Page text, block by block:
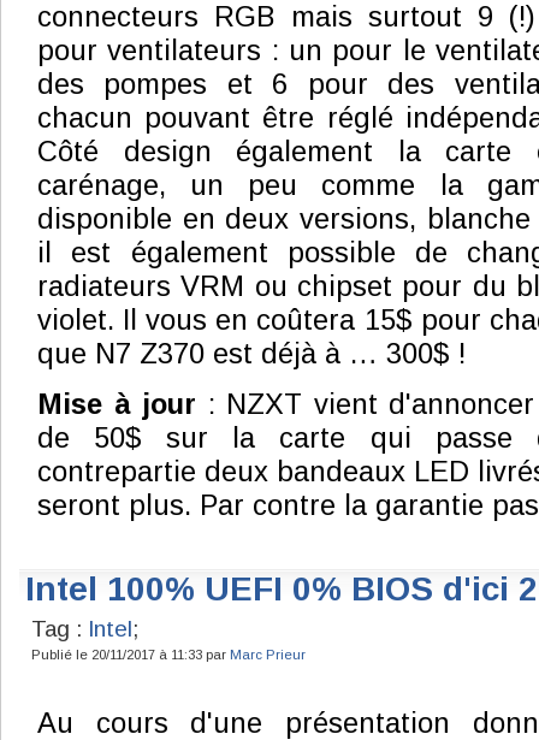
connecteurs RGB mais surtout 9
pour ventilateurs : un pour le
des pompes et 6 pour des
chacun pouvant être réglé
Côté design également la carte
carénage, un peu comme la
disponible en deux versions,
il est également possible de
radiateurs VRM ou chipset pour du
violet. Il vous en coûtera 15$ pour
que N7 Z370 est déjà à … 300$ !
Mise à jour : NZXT vient
de 50$ sur la carte qui passe
contrepartie deux bandeaux LED
seront plus. Par contre la garantie
Intel 100% UEFI 0% BIOS d'ici
Tag : Intel;
Publié le 20/11/2017 à 11:33 par Marc Prieur
Au cours d'une présentation